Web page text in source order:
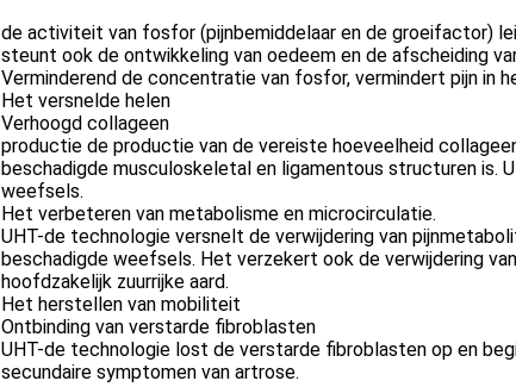
de activiteit van fosfor (pijnbemiddelaar en de groeifactor)
steunt ook de ontwikkeling van oedeem en de afscheiding
Verminderend de concentratie van fosfor, vermindert pijn in
Het versnelde helen
Verhoogd collageen
productie de productie van de vereiste hoeveelheid
beschadigde musculoskeletal en ligamentous structuren is.
weefsels.
Het verbeteren van metabolisme en microcirculatie.
UHT-de technologie versnelt de verwijdering van
beschadigde weefsels. Het verzekert ook de verwijdering
hoofdzakelijk zuurrijke aard.
Het herstellen van mobiliteit
Ontbinding van verstarde fibroblasten
UHT-de technologie lost de verstarde fibroblasten op en
secundaire symptomen van artrose.